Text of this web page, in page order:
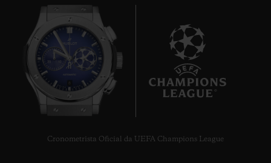
Cronometrista Oficial da UEFA Champions League